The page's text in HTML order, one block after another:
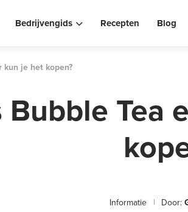
Bedrijvengids Recepten Blog
kun je het kopen?
Bubble Tea
Informatie Door: